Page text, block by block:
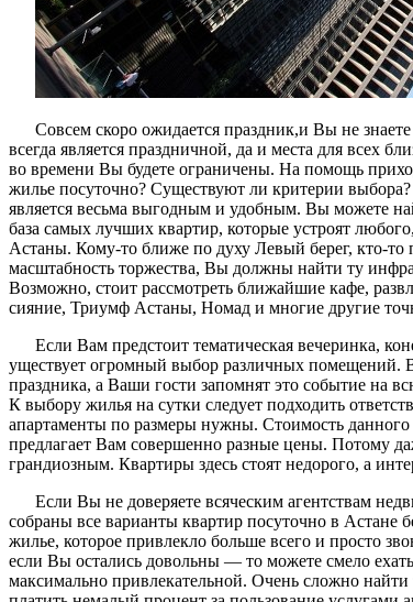
Совсем скоро ожидается праздник,и Вы не
всегда является праздничной, да и места для всех
во времени Вы будете ограничены. На помощь
жилье посуточно? Существуют ли критерии выбора?
является весьма выгодным и удобным. Вы можете
база самых лучших квартир, которые устроят
Астаны. Кому-то ближе по духу Левый берег, кто-то
масштабность торжества, Вы должны найти ту
Возможно, стоит рассмотреть ближайшие кафе,
сияние, Триумф Астаны, Номад и многие другие
Если Вам предстоит тематическая вечеринка,
уществует огромный выбор различных помещений.
праздника, а Ваши гости запомнят это событие на
К выбору жилья на сутки следует подходить
апартаменты по размеры нужны. Стоимость
предлагает Вам совершенно разные цены. Потому
грандиозным. Квартиры здесь стоят недорого, а
Если Вы не доверяете всяческим агентствам
собраны все варианты квартир посуточно в
жилье, которое привлекло больше всего и просто
если Вы остались довольны — то можете смело
максимально привлекательной. Очень сложно